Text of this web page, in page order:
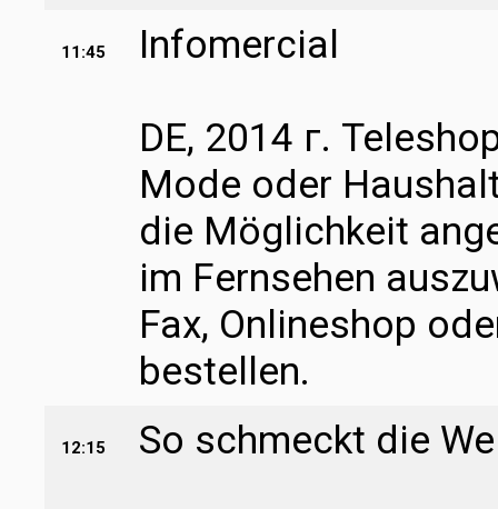
11:45
Infomercial
DE, 2014 г.
Mode oder
die Möglichkeit
im Fernsehen
Fax, Onlineshop
bestellen.
12:15
So schmeckt die